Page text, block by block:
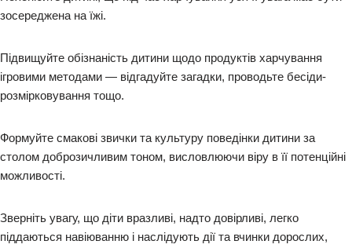
зосереджена на їжі.
Підвищуйте обізнаність дитини щодо продуктів харчування
ігровими методами — відгадуйте загадки, проводьте бесіди-
розмірковування тощо.
Формуйте смакові звички та культуру поведінки дитини за
столом доброзичливим тоном, висловлюючи віру в її потенційні
можливості.
Зверніть увагу, що діти вразливі, надто довірливі, легко
піддаються навіюванню і наслідують дії та вчинки дорослих,